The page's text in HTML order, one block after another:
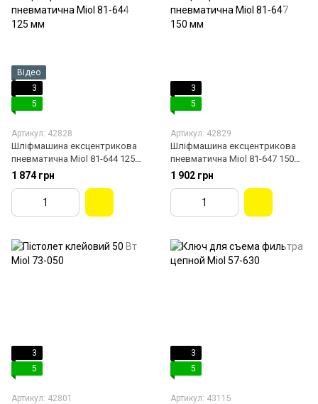
Відео
3
5
Артикул: 42828
Шліфмашина ексцентрикова
пневматична Miol 81-644 125
мм
1 874 грн
3
5
Артикул: 42829
Шліфмашина ексцентрикова
пневматична Miol 81-647 150
мм
1 902 грн
3
5
Артикул: 42801
3
5
Артикул: 43115